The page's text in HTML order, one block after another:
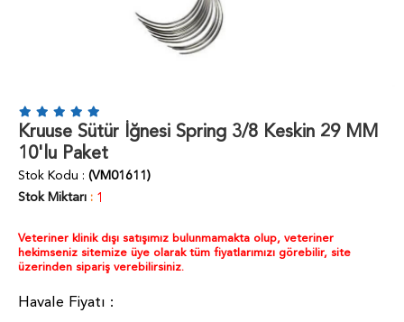
Kruuse Sütür İğnesi Spring 3/8 Keskin 29 MM
10'lu Paket
Stok Kodu
(VM01611)
Stok Miktarı : 1
Veteriner klinik dışı satışımız bulunmamakta olup, veteriner
hekimseniz sitemize üye olarak tüm fiyatlarımızı görebilir, site
üzerinden sipariş verebilirsiniz.